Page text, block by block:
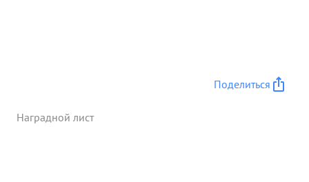
Поделиться
Наградной лист